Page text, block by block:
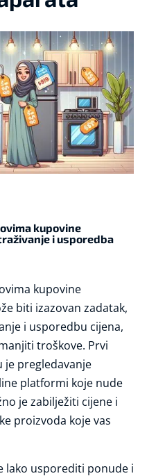
kupovine
i usporedba
kupovine
biti izazovan zadatak,
i usporedbu cijena,
troškove. Prvi
je pregledavanje
platformi koje nude
je zabilježiti cijene i
proizvoda koje vas
lako usporediti ponude i